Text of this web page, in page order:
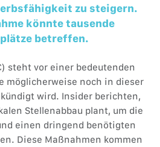
zu steigern.
könnte tausende
betreffen.
steht vor einer bedeutenden
möglicherweise noch in dieser
wird. Insider berichten,
Stellenabbau plant, um die
einen dringend benötigten
Diese Maßnahmen kommen